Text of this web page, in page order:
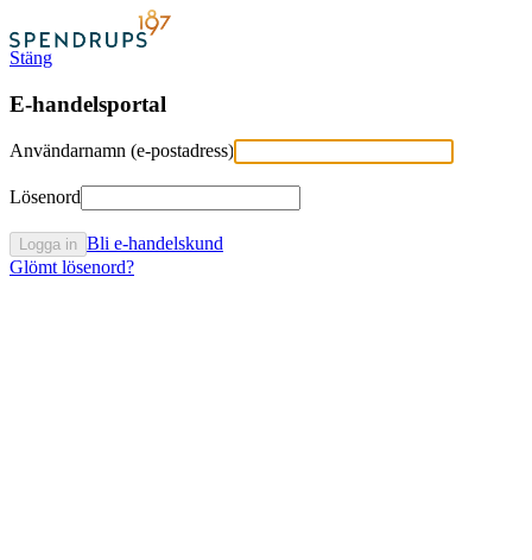
Stäng
E-handelsportal
Användarnamn (e-postadress)
Lösenord
Logga in Bli e-handelskund
Glömt lösenord?